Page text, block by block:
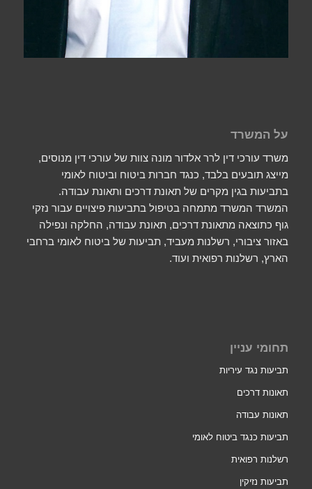
על המשרד
משרד עורכי דין לרר אלדור מונה צוות של עורכי דין מנוסים,
מייצג תובעים בלבד, כנגד חברות ביטוח וביטוח לאומי
בתביעות בגין מקרים של תאונת דרכים ותאונת עבודה.
המשרד המשרד מתמחה בטיפול בתביעות פיצויים עבור נזקי
גוף כתוצאה מתאונת דרכים, תאונת עבודה, החלקה ונפילה
באזור ציבורי, רשלנות מעביד, תביעות של ביטוח לאומי ברחבי
הארץ, רשלנות רפואית ועוד.
תחומי עניין
תביעות נגד עיריות
תאונות דרכים
תאונות עבודה
תביעות כנגד ביטוח לאומי
רשלנות רפואית
תביעות נזיקין